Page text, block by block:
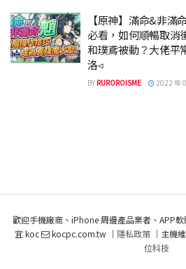
【原神】滿命&非滿
必看，如何順暢取消
和璞鳶被動？大佬平
洛◃
BY RUROROISME 2022 年
歡迎手機廠商、iPhone 周邊產品業者、APP
宜 koc
kocpc.com.tw ｜ 隱私政策｜主機維
位科技